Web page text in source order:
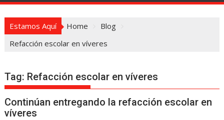
Estamos Aquí Home
Blog
Refacción escolar en víveres
Tag: Refacción escolar en víveres
Continúan entregando la refacción escolar en
víveres